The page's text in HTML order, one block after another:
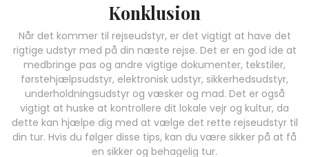
Konklusion
Når det kommer til rejseudstyr, er det vigtigt at have det
rigtige udstyr med på din næste rejse. Det er en god ide at
medbringe pas og andre vigtige dokumenter, tekstiler,
førstehjælpsudstyr, elektronisk udstyr, sikkerhedsudstyr,
underholdningsudstyr og væsker og mad. Det er også
vigtigt at huske at kontrollere dit lokale vejr og kultur, da
dette kan hjælpe dig med at vælge det rette rejseudstyr til
din tur. Hvis du følger disse tips, kan du være sikker på at få
en sikker og behagelig tur.